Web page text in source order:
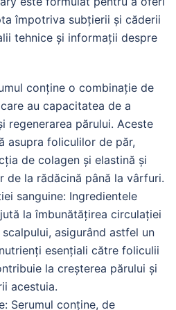
împotriva subțierii și căderii
tehnice și informații despre
conține o combinație de
au capacitatea de a
regenerarea părului. Aceste
asupra foliculilor de păr,
de colagen și elastină și
de la rădăcină până la vârfuri.
sanguine: Ingredientele
la îmbunătățirea circulației
asigurând astfel un
esențiali către foliculii
la creșterea părului și
acestuia.
Serumul conține, de